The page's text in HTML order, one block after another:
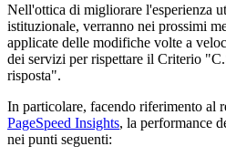
Nell'ottica di migliorare l'esperienza
istituzionale, verranno nei prossimi
applicate delle modifiche volte a
dei servizi per rispettare il Criterio
risposta".
In particolare, facendo riferimento al
PageSpeed Insights, la performance
nei punti seguenti: